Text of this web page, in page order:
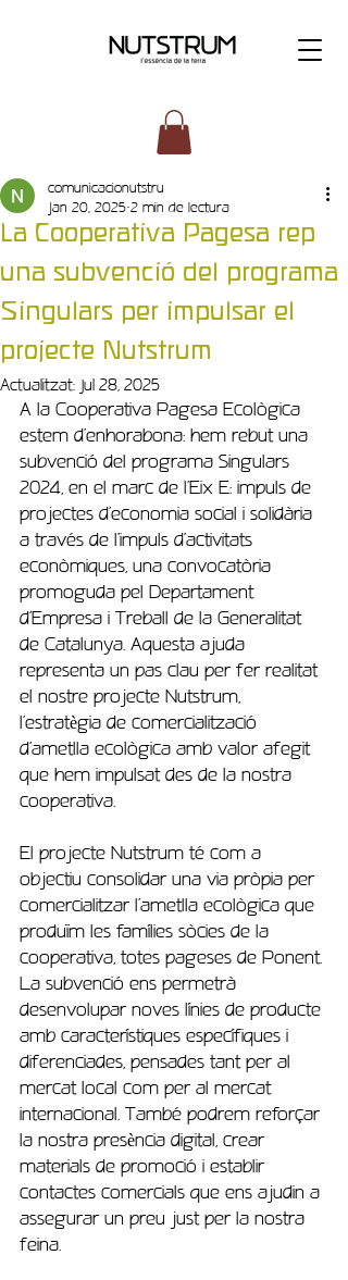
La Cooperativa Pagesa rep
una subvenció del programa
Singulars per impulsar el
projecte Nutstrum
comunicacionutstru
Jan 20, 2025 2 min de lectura
Actualitzat: Jul 28, 2025
A la Cooperativa Pagesa Ecològica
estem d’enhorabona: hem rebut una
subvenció del programa Singulars
2024, en el marc de l’Eix E: impuls de
projectes d’economia social i solidària
a través de l’impuls d’activitats
econòmiques, una convocatòria
promoguda pel Departament
d’Empresa i Treball de la Generalitat
de Catalunya. Aquesta ajuda
representa un pas clau per fer realitat
el nostre projecte Nutstrum,
l’estratègia de comercialització
d’ametlla ecològica amb valor afegit
que hem impulsat des de la nostra
cooperativa.
El projecte Nutstrum té com a
objectiu consolidar una via pròpia per
comercialitzar l’ametlla ecològica que
produïm les famílies sòcies de la
cooperativa, totes pageses de Ponent.
La subvenció ens permetrà
desenvolupar noves línies de producte
amb característiques específiques i
diferenciades, pensades tant per al
mercat local com per al mercat
internacional. També podrem reforçar
la nostra presència digital, crear
materials de promoció i establir
contactes comercials que ens ajudin a
assegurar un preu just per la nostra
feina.